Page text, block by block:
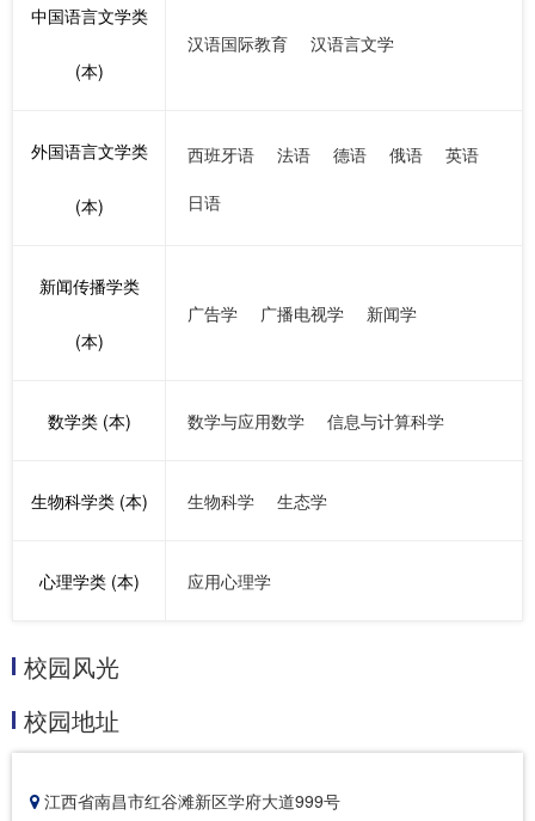
中国语言文学类
(本)
汉语国际教育 汉语言文学
外国语言文学类
(本)
西班牙语 法语 德语 俄语
英语
日语
新闻传播学类
(本)
广告学 广播电视学 新闻学
数学类 (本) 数学与应用数学 信息与计算科学
生物科学类 (本) 生物科学 生态学
心理学类 (本) 应用心理学
校园风光
校园地址
江西省南昌市红谷滩新区学府大道999号